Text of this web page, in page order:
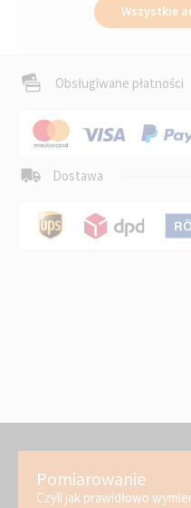
Wszystkie
Obsługiwane płatności
Dostawa
Pomiarowanie
Czyli jak prawidłowo